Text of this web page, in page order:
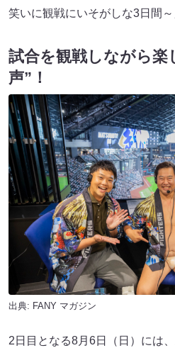
笑いに観戦にいそがしな3日間～
試合を観戦しながら楽
声”！
出典: FANY マガジン
2日目となる8月6日（日）には